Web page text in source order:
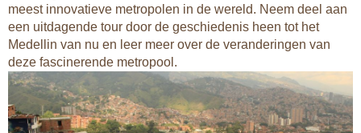
meest innovatieve metropolen in de wereld. Neem deel aan
een uitdagende tour door de geschiedenis heen tot het
Medellin van nu en leer meer over de veranderingen van
deze fascinerende metropool.